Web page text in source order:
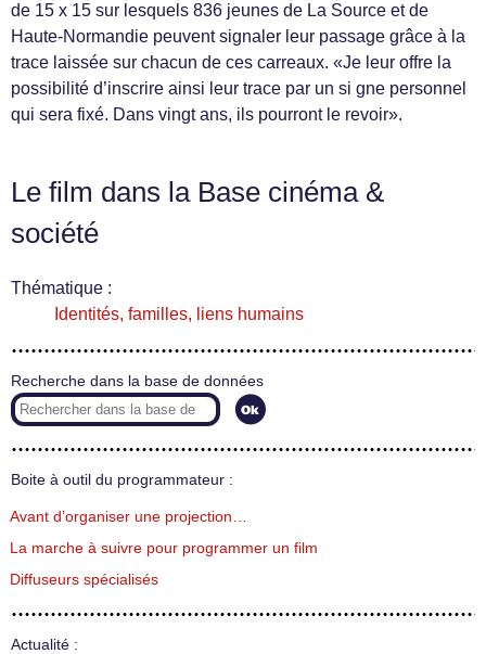
de 15 x 15 sur lesquels 836 jeunes de La Source et de
Haute-Normandie peuvent signaler leur passage grâce à la
trace laissée sur chacun de ces carreaux. «Je leur offre la
possibilité d’inscrire ainsi leur trace par un si gne personnel
qui sera fixé. Dans vingt ans, ils pourront le revoir».
Le film dans la Base cinéma &
société
Thématique :
Identités, familles, liens humains
Recherche dans la base de données
Boite à outil du programmateur :
Avant d’organiser une projection…
La marche à suivre pour programmer un film
Diffuseurs spécialisés
Actualité :